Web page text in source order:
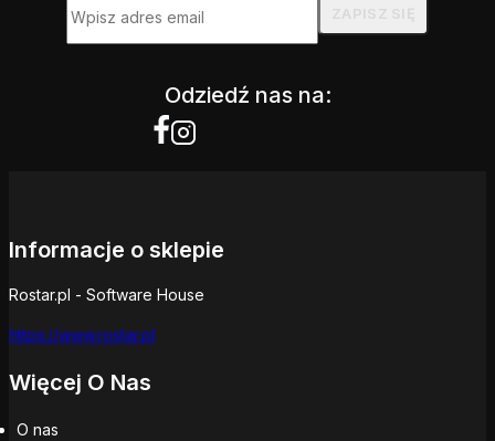
Odziedź nas na:
Informacje o sklepie
Rostar.pl - Software House
https://www.rostar.pl
Więcej O Nas
O nas